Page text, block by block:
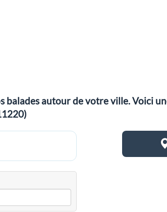
autour de votre ville. Voici